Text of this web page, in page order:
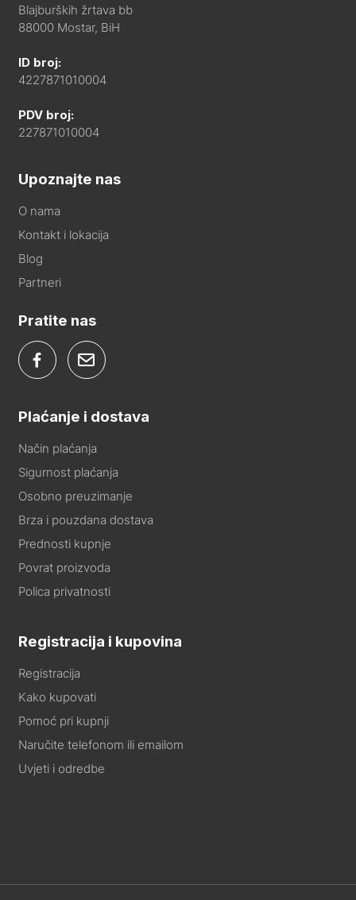
Blajburških žrtava bb
88000 Mostar, BiH
ID broj:
4227871010004
PDV broj:
227871010004
Upoznajte nas
O nama
Kontakt i lokacija
Blog
Partneri
Pratite nas
Plaćanje i dostava
Način plaćanja
Sigurnost plaćanja
Osobno preuzimanje
Brza i pouzdana dostava
Prednosti kupnje
Povrat proizvoda
Polica privatnosti
Registracija i kupovina
Registracija
Kako kupovati
Pomoć pri kupnji
Naručite telefonom ili emailom
Uvjeti i odredbe